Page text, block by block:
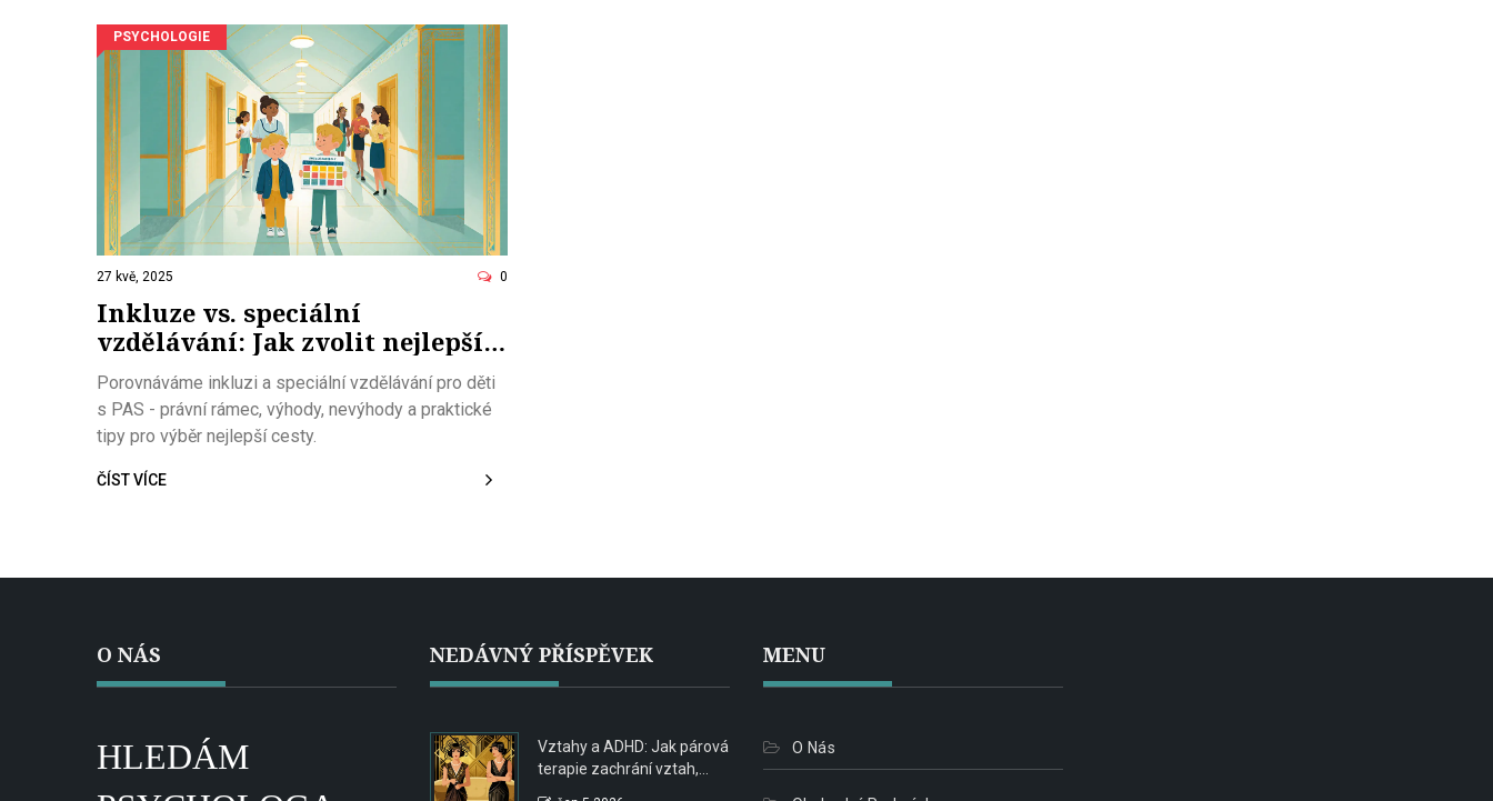
PSYCHOLOGIE
27 kvě, 2025 0
Inkluze vs. speciální
vzdělávání: Jak zvolit nejlepší
cestu pro dítě s PAS
Porovnáváme inkluzi a speciální vzdělávání pro děti
s PAS - právní rámec, výhody, nevýhody a praktické
tipy pro výběr nejlepší cesty.
ČÍST VÍCE
O NÁS
HLEDÁM
NEDÁVNÝ PŘÍSPĚVEK
Vztahy a ADHD: Jak párová
terapie zachrání vztah,
MENU
O Nás